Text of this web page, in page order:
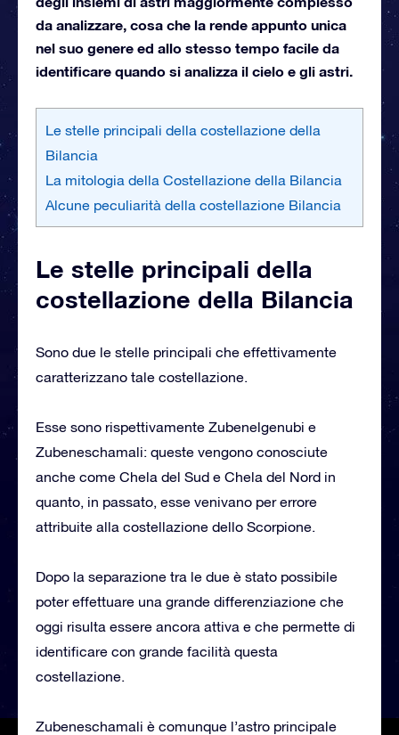
da analizzare, cosa che la rende appunto unica
nel suo genere ed allo stesso tempo facile da
identificare quando si analizza il cielo e gli astri.
Le stelle principali della costellazione della
Bilancia
La mitologia della Costellazione della Bilancia
Alcune peculiarità della costellazione Bilancia
Le stelle principali della
costellazione della Bilancia
Sono due le stelle principali che effettivamente
caratterizzano tale costellazione.
Esse sono rispettivamente Zubenelgenubi e
Zubeneschamali: queste vengono conosciute
anche come Chela del Sud e Chela del Nord in
quanto, in passato, esse venivano per errore
attribuite alla costellazione dello Scorpione.
Dopo la separazione tra le due è stato possibile
poter effettuare una grande differenziazione che
oggi risulta essere ancora attiva e che permette di
identificare con grande facilità questa
costellazione.
Zubeneschamali è comunque l’astro principale